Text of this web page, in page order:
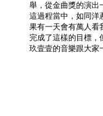
舉，從金曲獎的演出
這過程當中，如同洋
果有一天會有萬人看
完成了這樣的目標，
玖壹壹的音樂跟大家